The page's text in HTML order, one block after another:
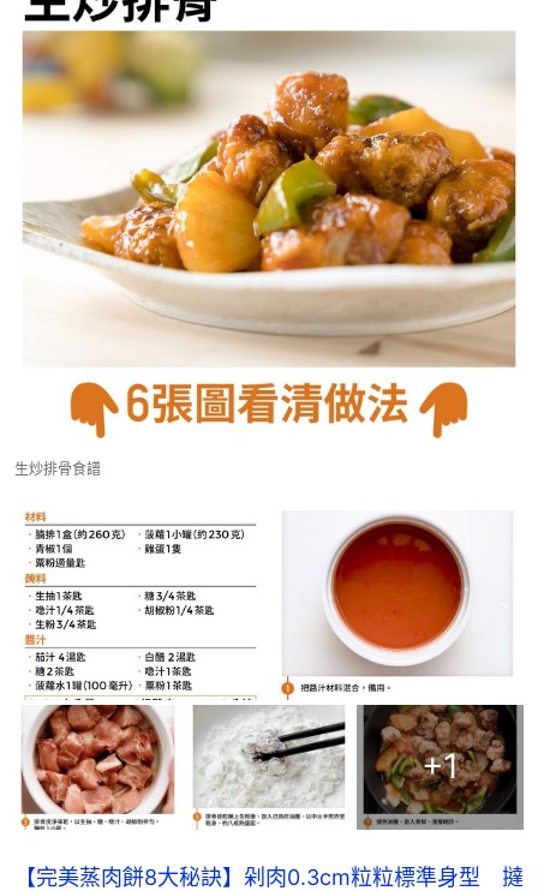
生炒排骨食譜
+1
【完美蒸肉餅8大秘訣】剁肉0.3cm粒粒標準身型 撻